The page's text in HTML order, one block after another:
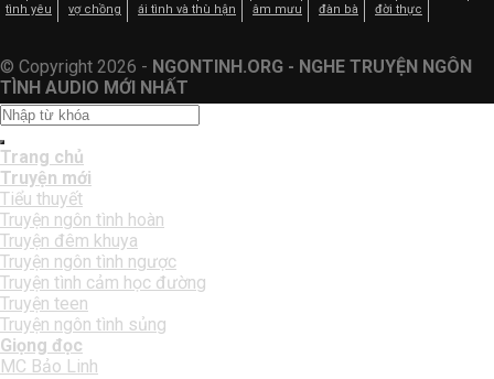
tình yêu
vợ chồng ái tình và thù hận âm mưu đàn bà đời thực
© Copyright 2026 - NGONTINH.ORG - NGHE TRUYỆN NGÔN
TÌNH AUDIO MỚI NHẤT
Trang chủ
Truyện mới
Tiểu thuyết
Truyện ngôn tình hoàn
Truyện đêm khuya
Truyện ngôn tình ngược
Truyện tình cảm học đường
Truyện teen
Truyện ngôn tình sủng
Giọng đọc
MC Bảo Linh